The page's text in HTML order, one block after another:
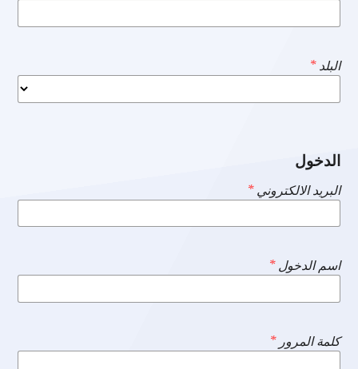
البلد*
الدخول
البريد الالكتروني*
اسم الدخول*
كلمة المرور*